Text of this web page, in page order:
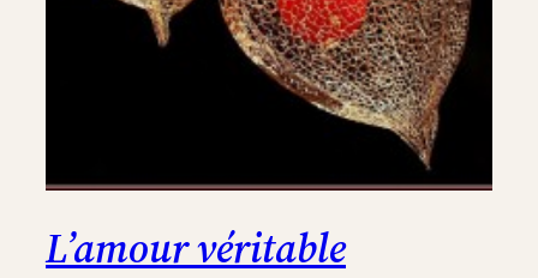
L’amour véritable